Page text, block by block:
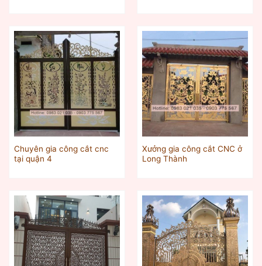
Chuyên gia công cắt cnc
tại quận 4
Xưởng gia công cắt CNC ở
Long Thành